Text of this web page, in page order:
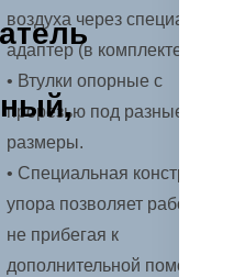
воздуха через специальный
адаптер (в комплекте).
• Втулки опорные с
прорезью под разные
размеры.
• Специальная конструкция
упора позволяет работать
не прибегая к
дополнительной помощи.